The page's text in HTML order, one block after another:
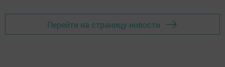
Перейти на страницу новости